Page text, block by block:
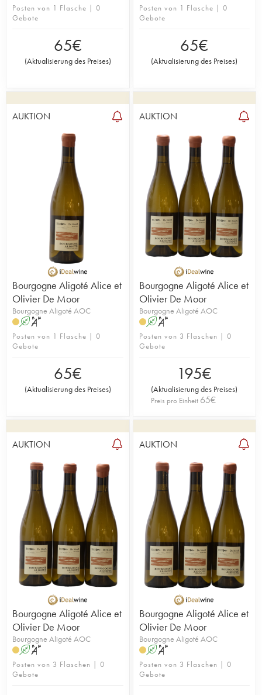
Posten von 1 Flasche | 0
Gebote
65€
(Aktualisierung des Preises)
Posten von 1 Flasche | 0
Gebote
65€
(Aktualisierung des Preises)
AUKTION
Bourgogne Aligoté Alice et
Olivier De Moor
Bourgogne Aligoté AOC
A S
Posten von 1 Flasche | 0
Gebote
65€
(Aktualisierung des Preises)
AUKTION
Bourgogne Aligoté Alice et
Olivier De Moor
Bourgogne Aligoté AOC
A S
Posten von 3 Flaschen | 0
Gebote
195€
(Aktualisierung des Preises)
Preis pro Einheit 65€
AUKTION
Bourgogne Aligoté Alice et
Olivier De Moor
Bourgogne Aligoté AOC
A S
Posten von 3 Flaschen | 0
Gebote
AUKTION
Bourgogne Aligoté Alice et
Olivier De Moor
Bourgogne Aligoté AOC
A S
Posten von 3 Flaschen | 0
Gebote